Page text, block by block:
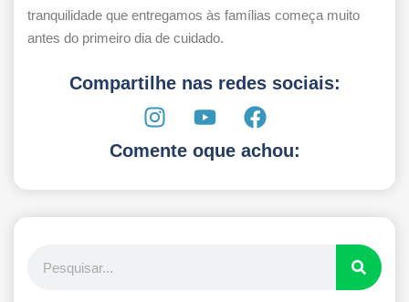
tranquilidade que entregamos às famílias começa muito
antes do primeiro dia de cuidado.
Compartilhe nas redes sociais:
Comente oque achou: